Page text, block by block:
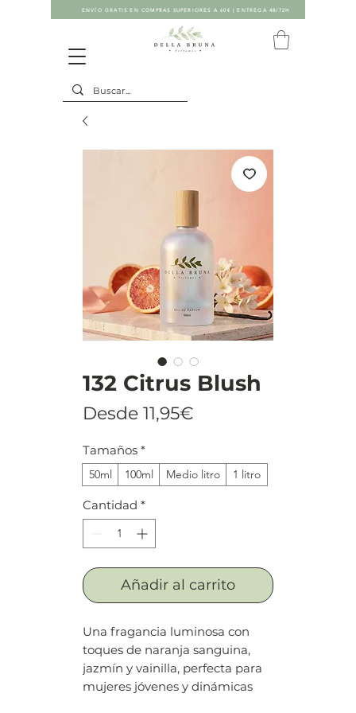
ENVÍO GRATIS EN COMPRAS SUPERIORES A 60€ | ENTREGA 48/72H
132 Citrus Blush
Desde 11,95€
Tamaños *
50ml 100ml Medio litro 1 litro
Cantidad *
Añadir al carrito
Una fragancia luminosa con
toques de naranja sanguina,
jazmín y vainilla, perfecta para
mujeres jóvenes y dinámicas